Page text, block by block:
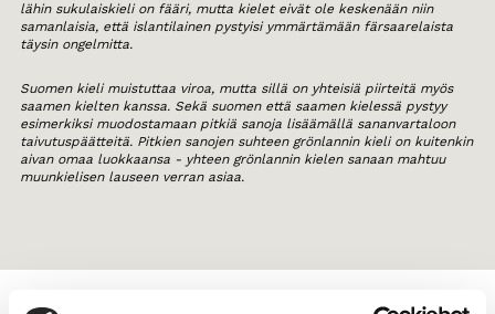
lähin sukulaiskieli on fääri, mutta kielet eivät ole keskenään niin
samanlaisia, että islantilainen pystyisi ymmärtämään färsaarelaista
täysin ongelmitta.
Suomen kieli muistuttaa viroa, mutta sillä on yhteisiä piirteitä myös
saamen kielten kanssa. Sekä suomen että saamen kielessä pystyy
esimerkiksi muodostamaan pitkiä sanoja lisäämällä sananvartaloon
taivutuspäätteitä. Pitkien sanojen suhteen grönlannin kieli on kuitenkin
aivan omaa luokkaansa - yhteen grönlannin kielen sanaan mahtuu
muunkielisen lauseen verran asiaa.